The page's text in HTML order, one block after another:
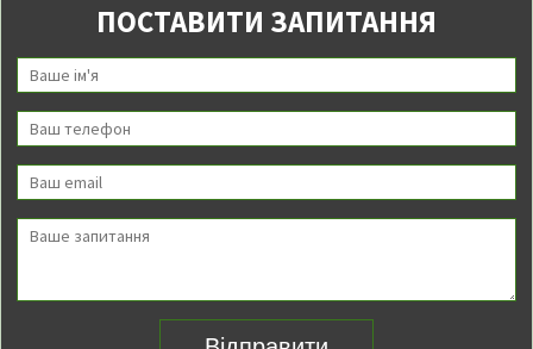
ПОСТАВИТИ ЗАПИТАННЯ